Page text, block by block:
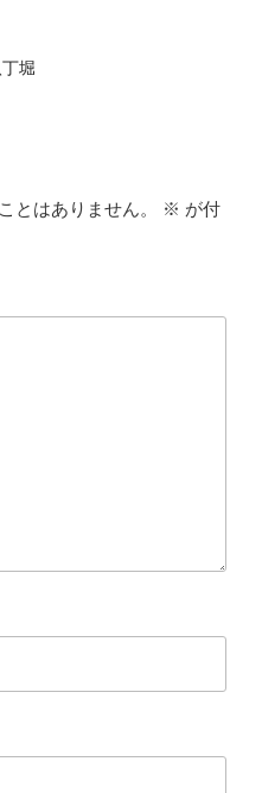
堀
とはありません。 ※ が付